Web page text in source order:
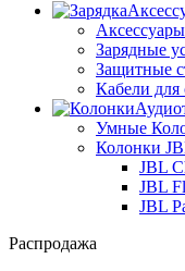
Зарядные
Защитные
Кабели для
Умные
Колонки
JBL
JBL
JBL
Распродажа